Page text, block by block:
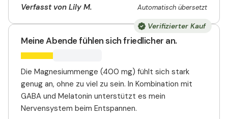
Verfasst von Lily M.
Automatisch übersetzt
Verifizierter Kauf
Meine Abende fühlen sich friedlicher an.
Die Magnesiummenge (400 mg) fühlt sich stark
genug an, ohne zu viel zu sein. In Kombination mit
GABA und Melatonin unterstützt es mein
Nervensystem beim Entspannen.